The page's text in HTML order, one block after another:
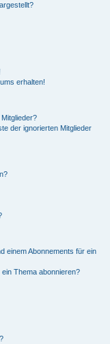
erhalten!
der ignorierten Mitglieder
einem Abonnements für ein
Thema abonnieren?